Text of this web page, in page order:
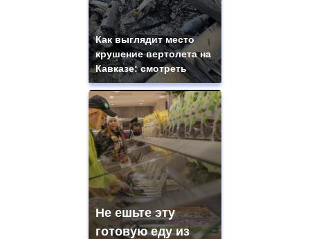
Как выглядит место
крушение вертолета на
Кавказе: смотреть
Не ешьте эту
готовую еду из